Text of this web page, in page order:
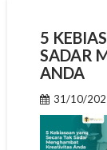
5
SADAR
ANDA
31/10/